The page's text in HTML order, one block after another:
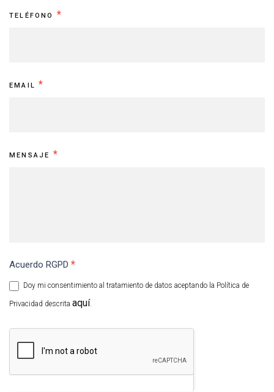
TELÉFONO *
EMAIL*
MENSAJE *
Acuerdo RGPD *
Privacidad descrita aquí